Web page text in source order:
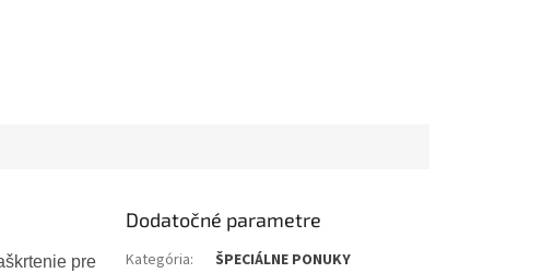
pre
Dodatočné parametre
Kategória:
ŠPECIÁLNE PONUKY